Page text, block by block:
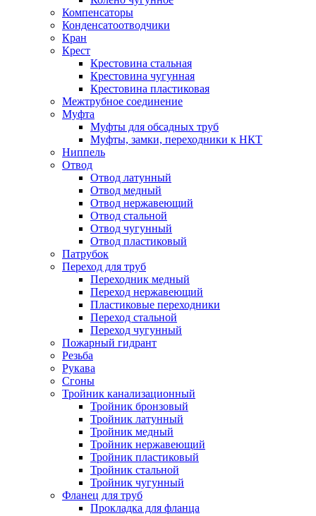
Компенсаторы
Конденсатоотводчики
Кран
Крест
Крестовина стальная
Крестовина чугунная
Крестовина пластиковая
Межтрубное соединение
Муфта
Муфты для обсадных труб
Муфты, замки, переходники к НКТ
Ниппель
Отвод
Отвод латунный
Отвод медный
Отвод нержавеющий
Отвод стальной
Отвод чугунный
Отвод пластиковый
Патрубок
Переход для труб
Переходник медный
Переход нержавеющий
Пластиковые переходники
Переход стальной
Переход чугунный
Пожарный гидрант
Резьба
Рукава
Сгоны
Тройник канализационный
Тройник бронзовый
Тройник латунный
Тройник медный
Тройник нержавеющий
Тройник пластиковый
Тройник стальной
Тройник чугунный
Фланец для труб
Прокладка для фланца